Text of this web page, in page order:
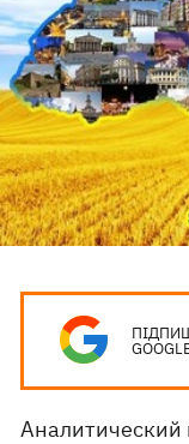
Аналитический